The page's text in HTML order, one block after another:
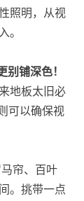
照明，从视
。
别铺深色！
地板太旧必
可以确保视
帘、百叶
。挑带一点